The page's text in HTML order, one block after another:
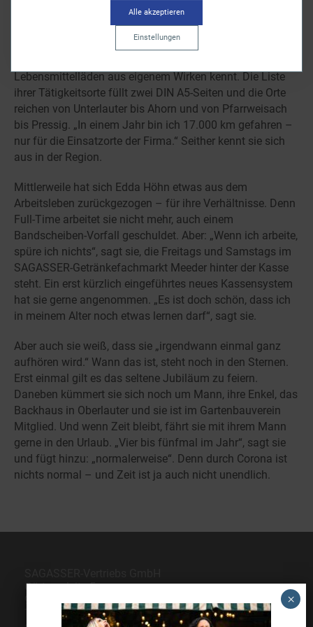
Darauf ist sie stolz – ebenso wie auf den Umstand, dass
sie viele der mittlerweile rund 100 eigenen
Lebensmittelläden aus eigenem Wirken kennt. Die Liste
ihrer Tätigkeitsorte füllt zwei DIN A5-Seiten und die Orte
reichen von Unterlauter bis Ahorn und von Pfarrweisach
bis Pressig. „In einem Jahr bin ich 17.000 km gefahren –
nur für die Einsatzorte der Firma.“ Seither kennt sie sich
aus in der Region.
Mittlerweile hat sich Edda Höhn etwas aus dem
Arbeitsleben zurückgezogen – für ihre Verhältnisse. Denn
Full-Time arbeitet sie nicht mehr, auch einem
Bandscheiben-Vorfall geschuldet. Aber: „Wenn ich arbeite,
spüre ich nichts“, sagt sie, die Freitags und Samstags im
SAGASSER-Getränkefachmarkt Meeder hinter der Kasse
steht. Ein erst kürzlich eingeführtes neues Kassensystem
hat sie gerne angenommen. „Es ist doch schön, dass ich
in meinem Alter noch etwas lernen darf“, sagt sie.
Aber auch sie weiß, dass sie „irgendwann einmal ganz
aufhören wird.“ Wann das ist, steht noch in den Sternen.
Erst einmal gilt es das seltene Jubiläum zu feiern.
Daneben kümmert sie sich noch um Mann, ihre Enkel, das
Backhaus in Oberlauter und sie ist im Gartenbauverein
Mitglied. Und wenn Zeit bleibt, fährt sie mit ihrem Mann
gerne in den Urlaub. „Vier bis fünfmal im Jahr“, sagt sie
und fügt hinzu: „normalerweise“. Denn durch Corona ist
nichts normal – und Zeit ist ja auch nicht unendlich.
Gärtnersleite 5
96450 Coburg
Telefon09561 6490-0
Einstellungen
Alle akzeptieren